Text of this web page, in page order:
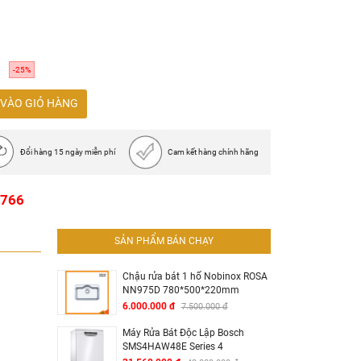
50oC
x 560 - 568R x 550S mm
-25%
GIỎ HÀNG
Đổi hàng 15 ngày miễn phí Cam kết hàng chính hãng
SẢN PHẨM BÁN CHẠY
Chậu rửa bát 1 hố Nobinox ROSA
NN975D 780*500*220mm
6.000.000 đ 7.500.000 đ
Máy Rửa Bát Độc Lập Bosch
SMS4HAW48E Series 4